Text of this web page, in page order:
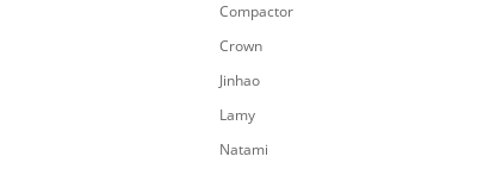
Compactor
Crown
Jinhao
Lamy
Natami